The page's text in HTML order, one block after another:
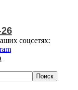
соцсетях: